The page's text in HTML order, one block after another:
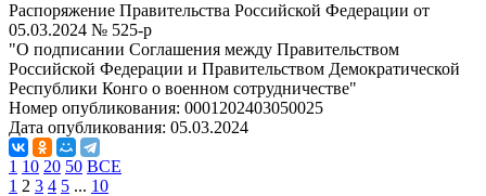
Распоряжение Правительства Российской Федерации от
05.03.2024 № 525-р
"О подписании Соглашения между Правительством
Российской Федерации и Правительством Демократической
Республики Конго о военном сотрудничестве"
Номер опубликования: 0001202403050025
Дата опубликования: 05.03.2024
1 10 20 50 ВСЕ
1 2 3 4 5 ... 10